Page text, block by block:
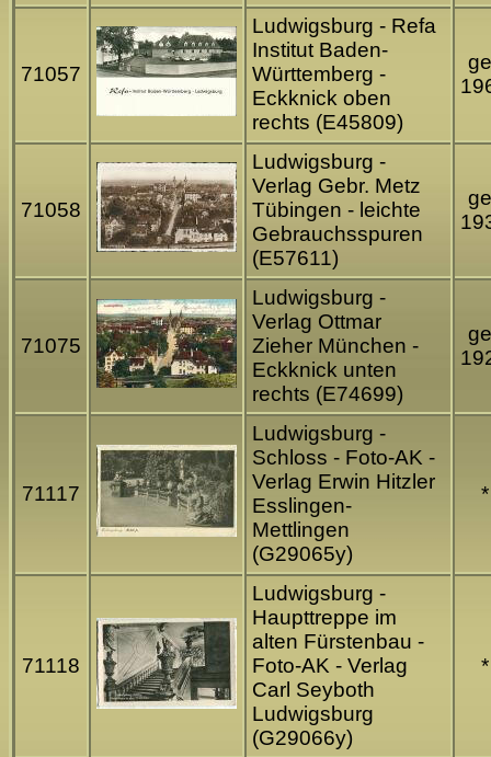
71057
Ludwigsburg - Refa
Institut Baden-
Württemberg -
Eckknick oben
rechts (E45809)
71058
Ludwigsburg -
Verlag Gebr. Metz
Tübingen - leichte
Gebrauchsspuren
(E57611)
71075
Ludwigsburg -
Verlag Ottmar
Zieher München -
Eckknick unten
rechts (E74699)
71117
Ludwigsburg -
Schloss - Foto-AK -
Verlag Erwin Hitzler
Esslingen-
Mettlingen
(G29065y)
*
71118
Ludwigsburg -
Haupttreppe im
alten Fürstenbau -
Foto-AK - Verlag
Carl Seyboth
Ludwigsburg
(G29066y)
*